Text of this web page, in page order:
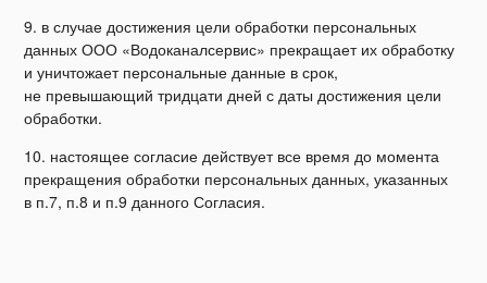
9. в случае достижения цели обработки персональных
данных ООО «Водоканалсервис» прекращает их обработку
и уничтожает персональные данные в срок,
не превышающий тридцати дней с даты достижения цели
обработки.
10. настоящее согласие действует все время до момента
прекращения обработки персональных данных, указанных
в п.7, п.8 и п.9 данного Согласия.